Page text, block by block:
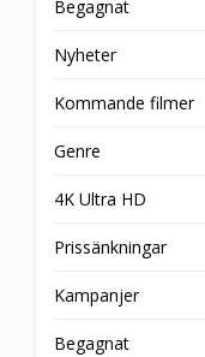
Begagnat
Nyheter
Kommande filmer
Genre
4K Ultra HD
Prissänkningar
Kampanjer
Begagnat